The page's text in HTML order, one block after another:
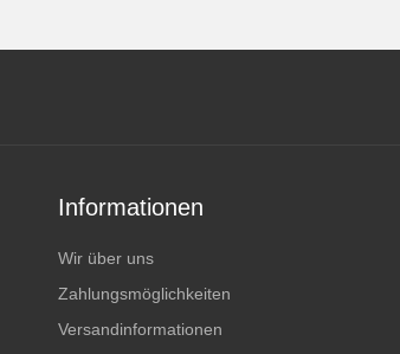
Informationen
Wir über uns
Zahlungsmöglichkeiten
Versandinformationen